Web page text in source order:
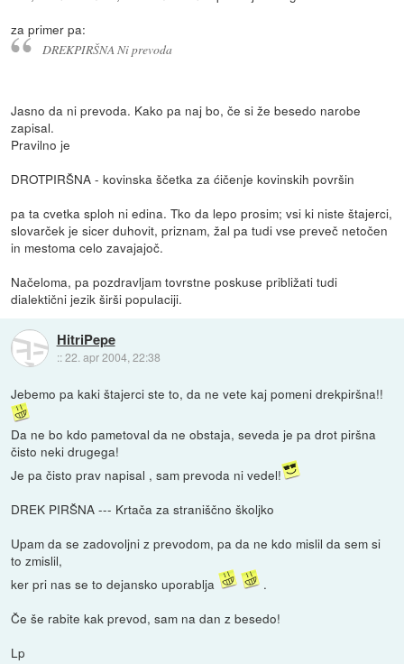
za primer pa:
DREKPIRŠNA Ni prevoda
Jasno da ni prevoda. Kako pa naj bo, če si že besedo narobe
zapisal.
Pravilno je
DROTPIRŠNA - kovinska ščetka za ćičenje kovinskih površin
pa ta cvetka sploh ni edina. Tko da lepo prosim; vsi ki niste štajerci,
slovarček je sicer duhovit, priznam, žal pa tudi vse preveč netočen
in mestoma celo zavajajoč.
Načeloma, pa pozdravljam tovrstne poskuse približati tudi
dialektični jezik širši populaciji.
HitriPepe
::22. apr 2004, 22:38
Jebemo pa kaki štajerci ste to, da ne vete kaj pomeni drekpiršna!!
Da ne bo kdo pametoval da ne obstaja, seveda je pa drot piršna
čisto neki drugega!
Je pa čisto prav napisal , sam prevoda ni vedel!
DREK PIRŠNA --- Krtača za straniščno školjko
Upam da se zadovoljni z prevodom, pa da ne kdo mislil da sem si
to zmislil,
ker pri nas se to dejansko uporablja
.
Če še rabite kak prevod, sam na dan z besedo!
Lp